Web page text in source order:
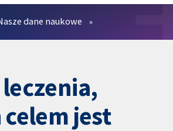
dane naukowe
jest